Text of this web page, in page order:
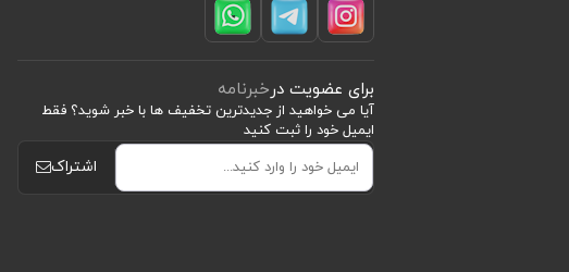
برای عضویت درخبرنامه
آیا می خواهید از جدید‌ترین تخفیف‌ ها با‌ خبر شوید؟ فقط
ایمیل خود را ثبت کنید
اشتراک